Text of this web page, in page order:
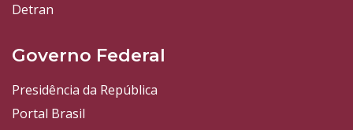
Detran
Governo Federal
Presidência da República
Portal Brasil